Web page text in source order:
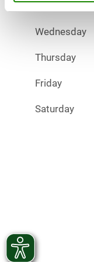
Tuesday
Wednesday
Thursday
Friday
Saturday